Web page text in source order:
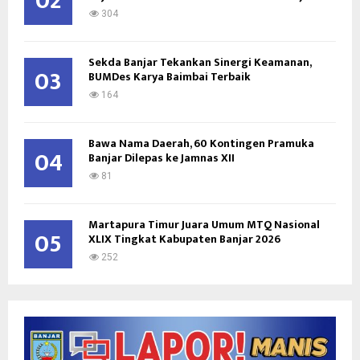
304
03 Sekda Banjar Tekankan Sinergi Keamanan,
BUMDes Karya Baimbai Terbaik
164
04 Bawa Nama Daerah, 60 Kontingen Pramuka
Banjar Dilepas ke Jamnas XII
81
05 Martapura Timur Juara Umum MTQ Nasional
XLIX Tingkat Kabupaten Banjar 2026
252